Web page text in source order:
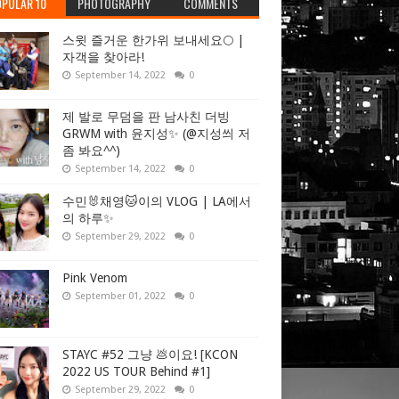
스윗 즐거운 한가위 보내세요🌕 |
자객을 찾아라!
September 14, 2022 0
제 발로 무덤을 판 남사친 더빙
GRWM with 윤지성✨ (@지성씌 저
좀 봐요^^)
September 14, 2022 0
수민🐰채영🐱이의 VLOG | LA에서
의 하루✨
September 29, 2022 0
Pink Venom
September 01, 2022 0
STAYC #52 그냥 💩이요! [KCON
2022 US TOUR Behind #1]
September 29, 2022 0